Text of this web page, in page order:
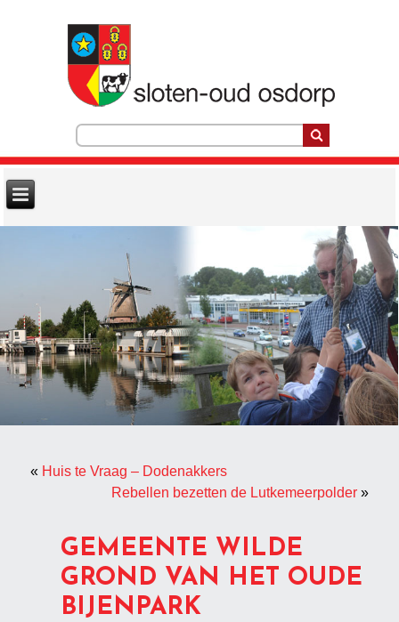
« Huis te Vraag – Dodenakkers
Rebellen bezetten de Lutkemeerpolder»
GEMEENTE WILDE
GROND VAN HET OUDE
BIJENPARK